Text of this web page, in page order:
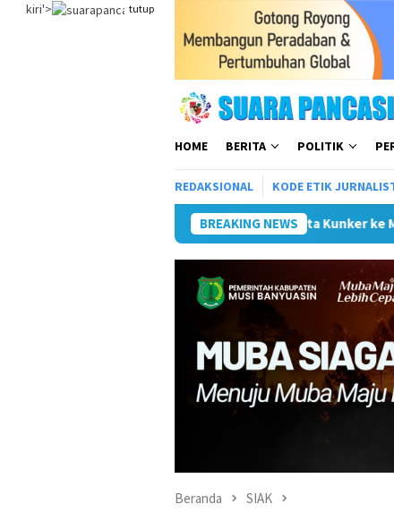
Loncat
tutup
kiri'>
HOME BERITA POLITIK
REDAKSIONAL KODE ETIK
BREAKING NEWS
Wali Kota Kunker ke Mojokerto Terkait
Beranda SIAK